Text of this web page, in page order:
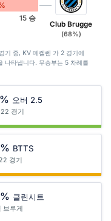
15 승
Club Brugge
(68%)
기 중, KV 메켈렌 가 2 경기에
나타냅니다. 무승부는 5 차례를
오버 2.5
경기
BTTS
경기
클린시트
브루게